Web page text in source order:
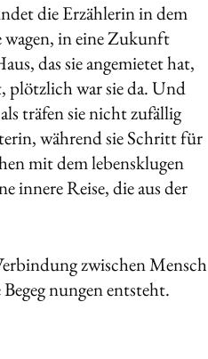
die Erzählerin in dem
in eine Zukunft
das sie angemietet hat,
plötzlich war sie da. Und
träfen sie nicht zufällig
während sie Schritt für
mit dem lebensklugen
innere Reise, die aus der
zwischen Mensch
nungen entsteht.